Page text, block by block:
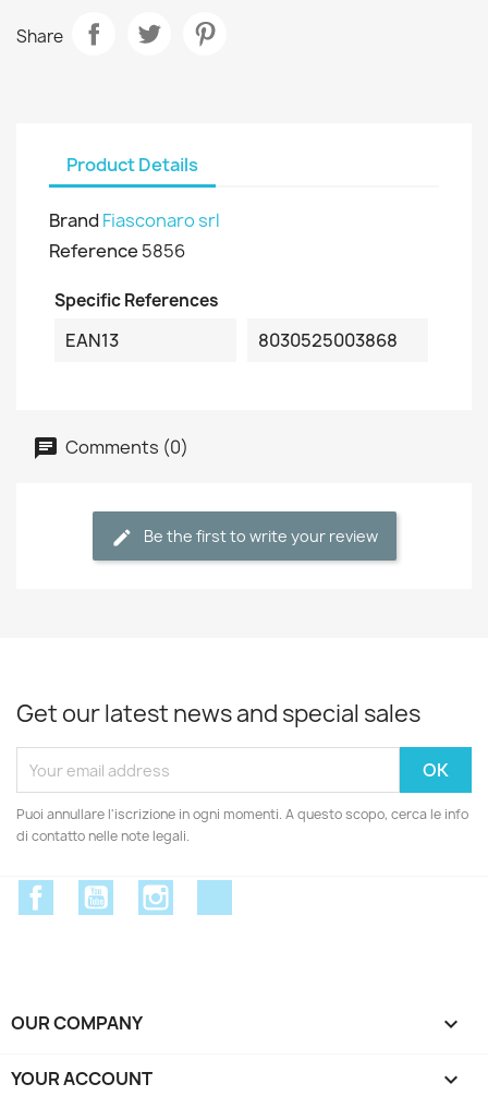
Share
Product Details
Brand Fiasconaro srl
Reference 5856
Specific References
EAN13 8030525003868
Comments (0)
Be the first to write your review
Get our latest news and special sales
Puoi annullare l'iscrizione in ogni momenti. A questo scopo, cerca le info
di contatto nelle note legali.
FacebookYouTube
OUR COMPANY 
YOUR ACCOUNT 